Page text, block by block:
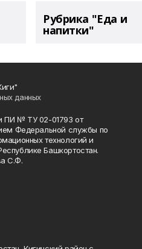
Рубрика "Еда и
напитки"
данных
ПИ № ТУ 02-01793 от
Федеральной службы по
технологий и
Башкортостан.
С.Ф.